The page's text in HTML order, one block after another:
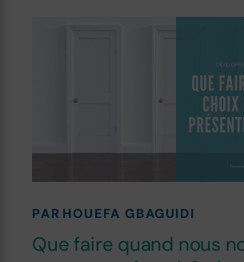
PAR HOUEFA GBAGUIDI
Que faire quand nous